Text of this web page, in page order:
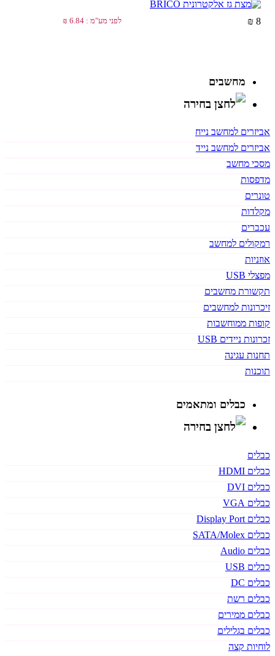
לפני מע"מ : 6.84 ₪ 8 ₪
מחשבים
אביזרים למחשב נייח
אביזרים למחשב נייד
מסכי מחשב
מדפסות
טונרים
מקלדות
עכברים
רמקולים למחשב
אוזניות
מפצלי USB
תקשורת מחשבים
זיכרונות למחשבים
קופות ממוחשבות
זכרונות ניידים USB
תחנות עגינה
תוכנות
כבלים ומתאמים
כבלים
כבלים HDMI
כבלים DVI
כבלים VGA
כבלים Display Port
כבלים SATA/Molex
כבלים Audio
כבלים USB
כבלים DC
כבלים רשת
כבלים ממירים
כבלים בגלילים
לוחיות קצה